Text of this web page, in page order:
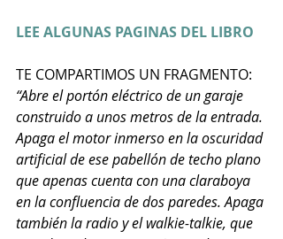
LEE ALGUNAS PAGINAS DEL LIBRO
TE COMPARTIMOS UN FRAGMENTO:
“Abre el portón eléctrico de un garaje
construido a unos metros de la entrada.
Apaga el motor inmerso en la oscuridad
artificial de ese pabellón de techo plano
que apenas cuenta con una claraboya
en la confluencia de dos paredes. Apaga
también la radio y el walkie-talkie, que